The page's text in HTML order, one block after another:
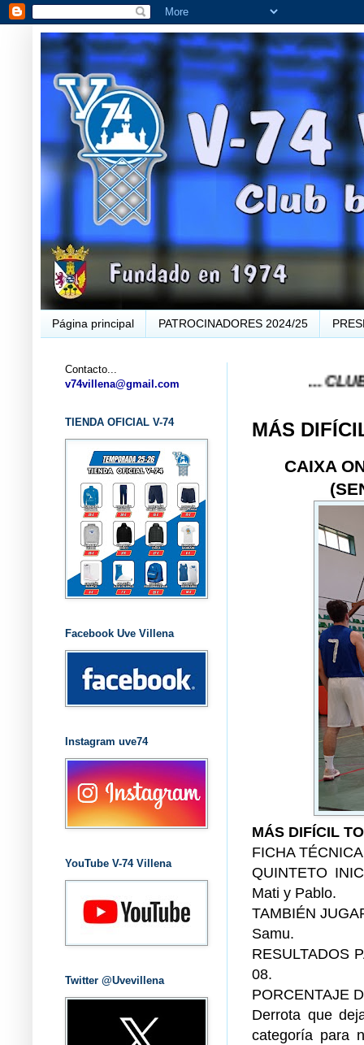
Página principal PATROCINADORES 2024/25
... CLUB
MÁS
CAIXA
MÁS DIFÍCIL
FICHA
QUINTETO
Mati y Pablo.
TAMBIÉN
Samu.
RESULTADOS
08.
PORCENTAJE
Derrota que
categoría para
Contacto...
v74villena@gmail.com
TIENDA OFICIAL V-74
Facebook Uve Villena
Instagram uve74
YouTube V-74 Villena
Twitter @Uvevillena